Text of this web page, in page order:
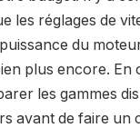
les réglages de
du
plus encore. En
les gammes
avant de faire un